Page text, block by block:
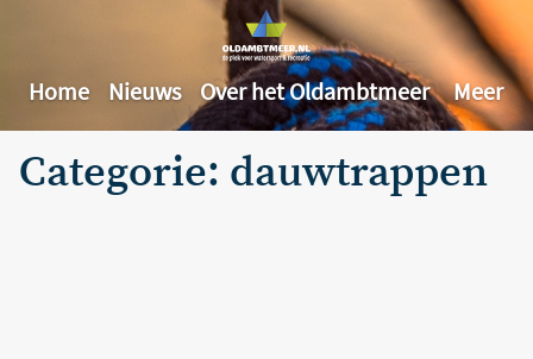
Home Nieuws Over het Oldambtmeer Meer
Categorie: dauwtrappen